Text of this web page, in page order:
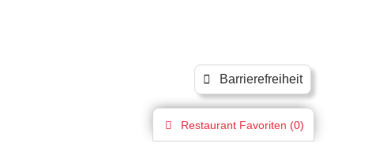
Barrierefreiheit
Restaurant Favoriten (0)